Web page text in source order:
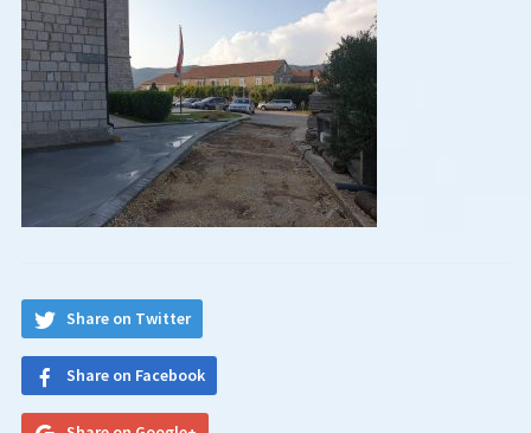
Share on Twitter
Share on Facebook